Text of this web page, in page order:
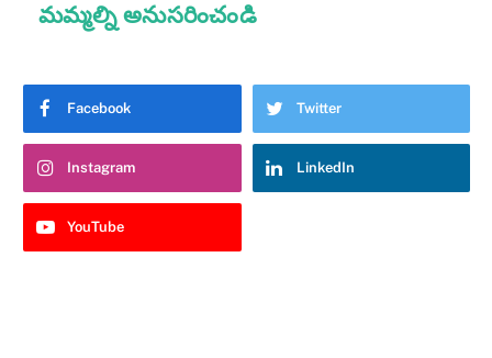
మమ్మల్ని అనుసరించండి
Facebook Twitter
Instagram LinkedIn
YouTube